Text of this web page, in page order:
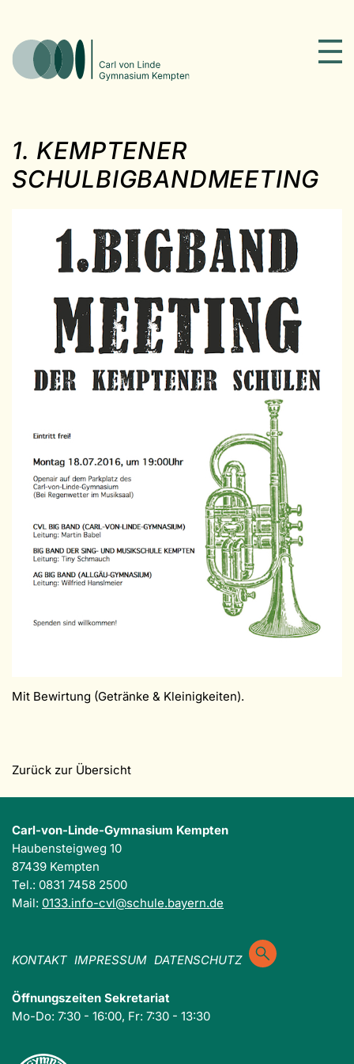
1. KEMPTENER
SCHULBIGBANDMEETING
Mit Bewirtung (Getränke & Kleinigkeiten).
Zurück zur Übersicht
Carl-von-Linde-Gymnasium Kempten
Haubensteigweg 10
87439 Kempten
Tel.: 0831 7458 2500
Mail: 0133.info-cvl@schule.bayern.de
KONTAKT IMPRESSUM DATENSCHUTZ
Öffnungszeiten Sekretariat
Mo-Do: 7:30 - 16:00, Fr: 7:30 - 13:30